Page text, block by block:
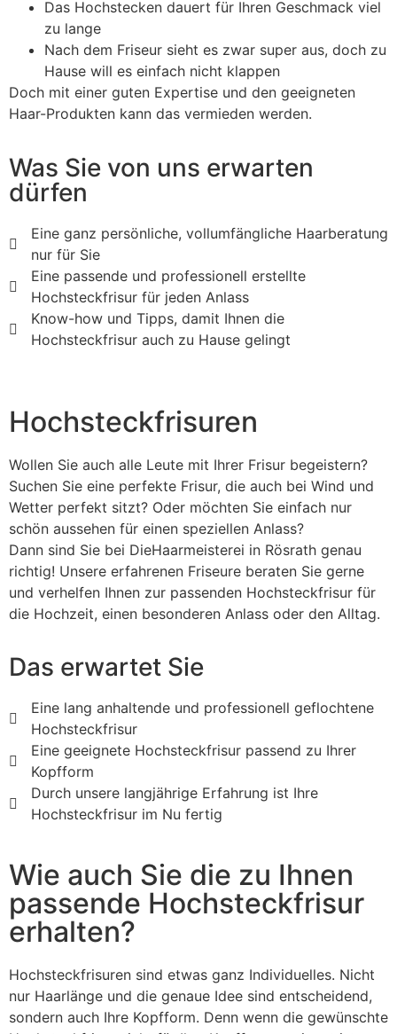
Das Hochstecken dauert für Ihren Geschmack viel
zu lange
Nach dem Friseur sieht es zwar super aus, doch zu
Hause will es einfach nicht klappen
Doch mit einer guten Expertise und den geeigneten
Haar-Produkten kann das vermieden werden.
Was Sie von uns erwarten
dürfen
Eine ganz persönliche, vollumfängliche Haarberatung
nur für Sie
Eine passende und professionell erstellte
Hochsteckfrisur für jeden Anlass
Know-how und Tipps, damit Ihnen die
Hochsteckfrisur auch zu Hause gelingt
Hochsteckfrisuren
Wollen Sie auch alle Leute mit Ihrer Frisur begeistern?
Suchen Sie eine perfekte Frisur, die auch bei Wind und
Wetter perfekt sitzt? Oder möchten Sie einfach nur
schön aussehen für einen speziellen Anlass?
Dann sind Sie bei DieHaarmeisterei in Rösrath genau
richtig! Unsere erfahrenen Friseure beraten Sie gerne
und verhelfen Ihnen zur passenden Hochsteckfrisur für
die Hochzeit, einen besonderen Anlass oder den Alltag.
Das erwartet Sie
Eine lang anhaltende und professionell geflochtene
Hochsteckfrisur
Eine geeignete Hochsteckfrisur passend zu Ihrer
Kopfform
Durch unsere langjährige Erfahrung ist Ihre
Hochsteckfrisur im Nu fertig
Wie auch Sie die zu Ihnen
passende Hochsteckfrisur
erhalten?
Hochsteckfrisuren sind etwas ganz Individuelles. Nicht
nur Haarlänge und die genaue Idee sind entscheidend,
sondern auch Ihre Kopfform. Denn wenn die gewünschte